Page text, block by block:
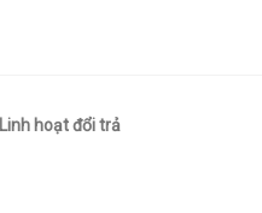
Linh hoạt đổi trả